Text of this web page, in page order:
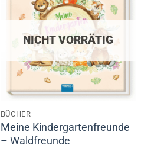
NICHT VORRÄTIG
BÜCHER
Meine Kindergartenfreunde
– Waldfreunde